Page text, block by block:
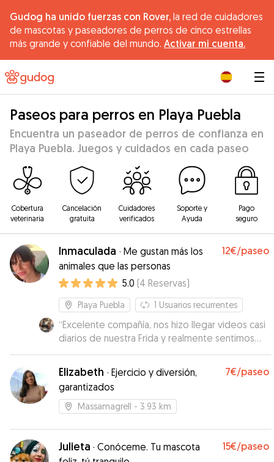
Gudog ha unido fuerzas con Rover, la red de cuidadores
de mascotas y paseadores de perros de cinco estrellas
más grande y confiable del mundo. Activar mi cuenta.
Paseos para perros en Playa Puebla
Encuentra un paseador de perros de confianza en
Playa Puebla. Juegos y cuidados en cada paseo
Cobertura
veterinaria
Cancelación
gratuita
Cuidadores
verificados
Soporte y
Ayuda
Pago
seguro
Inmaculada · Me gustan más los
animales que las personas
12€/paseo
5.0 (4 Reservas)
Playa Puebla 1 Usuarios recurrentes
“Excelente compañía, nos hizo llegar videos casi
diarios de nuestra Frida y realmente sentimos
que estuvo como en casa, lo que nos tranquilizó
mucho en nuestro viaje. Altamente
recomendable. Mil gracias Inmaculada !!”
Elizabeth · Ejercicio y diversión,
garantizados
7€/paseo
Massamagrell - 3.93 km
Julieta · Conóceme. Tu mascota
15€/paseo